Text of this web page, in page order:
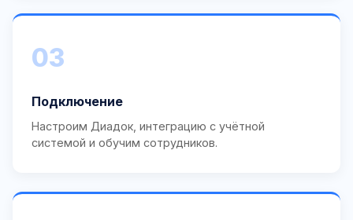
03
Подключение
Настроим Диадок, интеграцию с учётной
системой и обучим сотрудников.